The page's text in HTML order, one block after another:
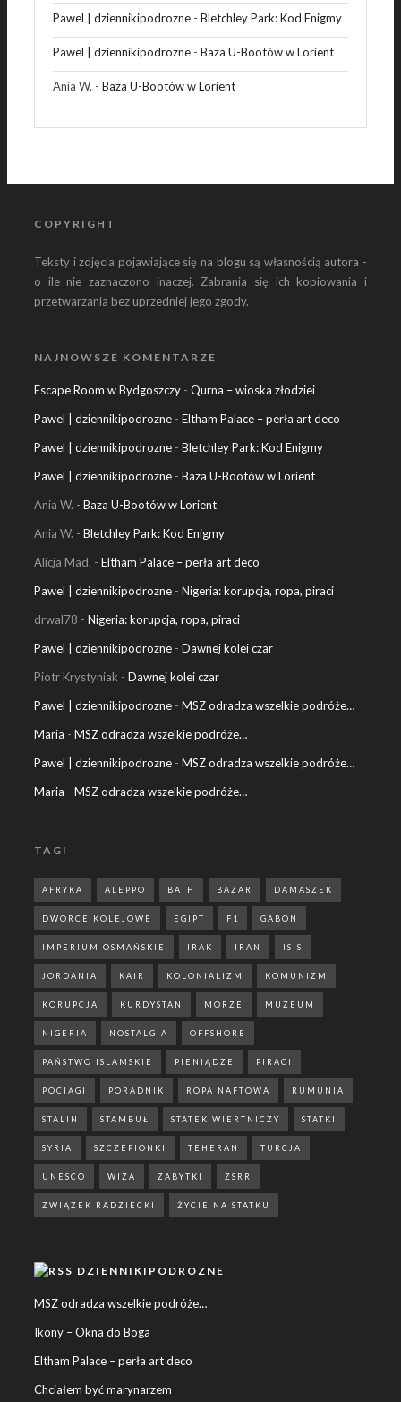
Pawel | dziennikipodrozne - Bletchley Park: Kod Enigmy
Pawel | dziennikipodrozne - Baza U-Bootów w Lorient
Ania W. - Baza U-Bootów w Lorient
COPYRIGHT
Teksty i zdjęcia pojawiające się na blogu są własnością autora -
o ile nie zaznaczono inaczej. Zabrania się ich kopiowania i
przetwarzania bez uprzedniej jego zgody.
NAJNOWSZE KOMENTARZE
Escape Room w Bydgoszczy - Qurna – wioska złodziei
Pawel | dziennikipodrozne - Eltham Palace – perła art deco
Pawel | dziennikipodrozne - Bletchley Park: Kod Enigmy
Pawel | dziennikipodrozne - Baza U-Bootów w Lorient
Ania W. - Baza U-Bootów w Lorient
Ania W. - Bletchley Park: Kod Enigmy
Alicja Mad. - Eltham Palace – perła art deco
Pawel | dziennikipodrozne - Nigeria: korupcja, ropa, piraci
drwal78 - Nigeria: korupcja, ropa, piraci
Pawel | dziennikipodrozne - Dawnej kolei czar
Piotr Krystyniak - Dawnej kolei czar
Pawel | dziennikipodrozne - MSZ odradza wszelkie podróże…
Maria - MSZ odradza wszelkie podróże…
Pawel | dziennikipodrozne - MSZ odradza wszelkie podróże…
Maria - MSZ odradza wszelkie podróże…
TAGI
AFRYKA ALEPPO BATH BAZAR DAMASZEK
DWORCE KOLEJOWE EGIPT F1 GABON
IMPERIUM OSMAŃSKIE IRAK IRAN ISIS
JORDANIA KAIR KOLONIALIZM KOMUNIZM
KORUPCJA KURDYSTAN MORZE MUZEUM
NIGERIA NOSTALGIA OFFSHORE
PAŃSTWO ISLAMSKIE PIENIĄDZE PIRACI
POCIĄGI PORADNIK ROPA NAFTOWA RUMUNIA
STALIN STAMBUŁ STATEK WIERTNICZY STATKI
SYRIA SZCZEPIONKI TEHERAN TURCJA
UNESCO WIZA ZABYTKI ZSRR
ZWIĄZEK RADZIECKI ŻYCIE NA STATKU
DZIENNIKIPODROZNE
MSZ odradza wszelkie podróże…
Ikony – Okna do Boga
Eltham Palace – perła art deco
Chciałem być marynarzem